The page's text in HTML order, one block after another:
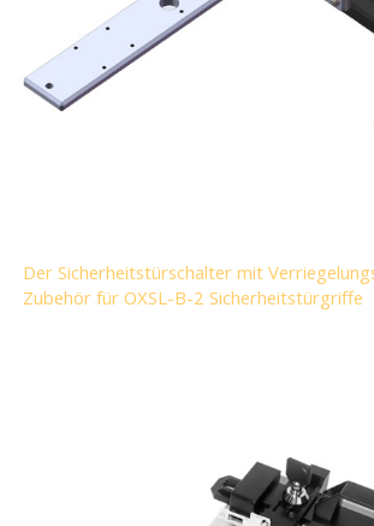
Der Sicherheitstürschalter mit
Zubehör für OXSL-B-2 Sicherheitstürgriffe